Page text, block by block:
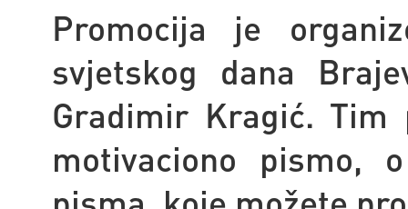
Promocija je
svjetskog dana
Gradimir Kragić. Tim
motivaciono pismo,